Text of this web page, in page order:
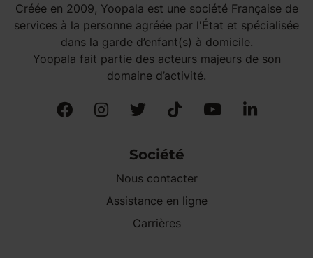
Créée en 2009, Yoopala est une société Française de
services à la personne agréée par l'État et spécialisée
dans la garde d’enfant(s) à domicile.
Yoopala fait partie des acteurs majeurs de son
domaine d’activité.
Société
Nous contacter
Assistance en ligne
Carrières